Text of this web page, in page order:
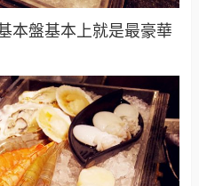
本盤基本上就是最豪華